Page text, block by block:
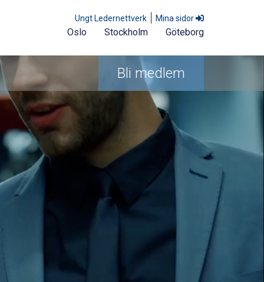
Ungt Ledernettverk Mina sidor
Oslo Stockholm Göteborg
Bli medlem